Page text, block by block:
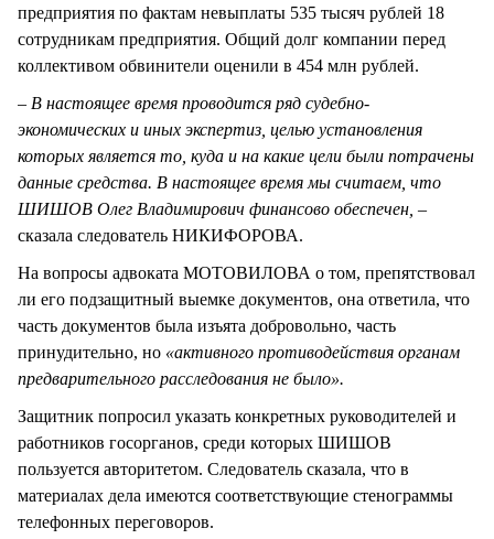
предприятия по фактам невыплаты 535 тысяч рублей 18
сотрудникам предприятия. Общий долг компании перед
коллективом обвинители оценили в 454 млн рублей.
– В настоящее время проводится ряд судебно-
экономических и иных экспертиз, целью установления
которых является то, куда и на какие цели были потрачены
данные средства. В настоящее время мы считаем, что
ШИШОВ Олег Владимирович финансово обеспечен, –
сказала следователь НИКИФОРОВА.
На вопросы адвоката МОТОВИЛОВА о том, препятствовал
ли его подзащитный выемке документов, она ответила, что
часть документов была изъята добровольно, часть
принудительно, но «активного противодействия органам
предварительного расследования не было».
Защитник попросил указать конкретных руководителей и
работников госорганов, среди которых ШИШОВ
пользуется авторитетом. Следователь сказала, что в
материалах дела имеются соответствующие стенограммы
телефонных переговоров.